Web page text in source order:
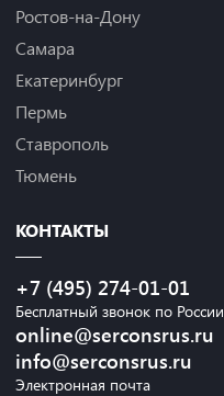
Ростов-на-Дону
Самара
Екатеринбург
Пермь
Ставрополь
Тюмень
КОНТАКТЫ
+7 (495) 274-01-01
Бесплатный звонок по России
online@serconsrus.ru
info@serconsrus.ru
Электронная почта